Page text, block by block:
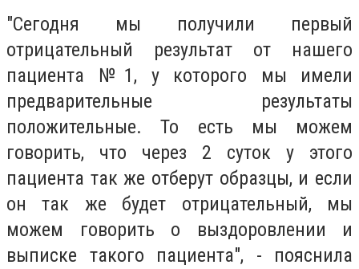
"Сегодня мы получили первый
отрицательный результат от нашего
пациента №1, у которого мы имели
предварительные результаты
положительные. То есть мы можем
говорить, что через 2 суток у этого
пациента так же отберут образцы, и если
он так же будет отрицательный, мы
можем говорить о выздоровлении и
выписке такого пациента", - пояснила